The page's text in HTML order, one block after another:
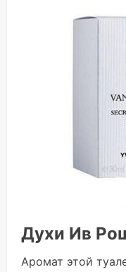
Духи Ив
Аромат этой